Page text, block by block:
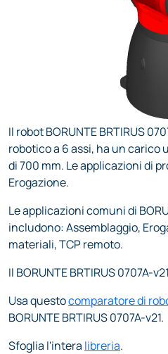
Il robot BORUNTE BRTIRUS
robotico a 6 assi, ha un carico
di 700 mm. Le applicazioni di
Erogazione.
Le applicazioni comuni di
includono: Assemblaggio,
materiali, TCP remoto.
Il BORUNTE BRTIRUS 0707A-
Usa questocomparatore di
BORUNTE BRTIRUS 0707A-v21.
Sfoglia l'intera libreria.